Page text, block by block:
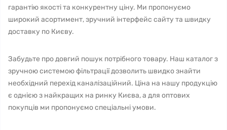
гарантію якості та конкурентну ціну. Ми пропонуємо
широкий асортимент, зручний інтерфейс сайту та швидку
доставку по Києву.
Забудьте про довгий пошук потрібного товару. Наш каталог з
зручною системою фільтрації дозволить швидко знайти
необхідний перехід каналізаційний. Ціна на нашу продукцію
є однією з найкращих на ринку Києва, а для оптових
покупців ми пропонуємо спеціальні умови.